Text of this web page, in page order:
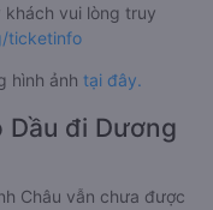
khách vui lòng truy
ticketinfo
hình ảnh tại đây.
đi Dương
Châu vẫn chưa được